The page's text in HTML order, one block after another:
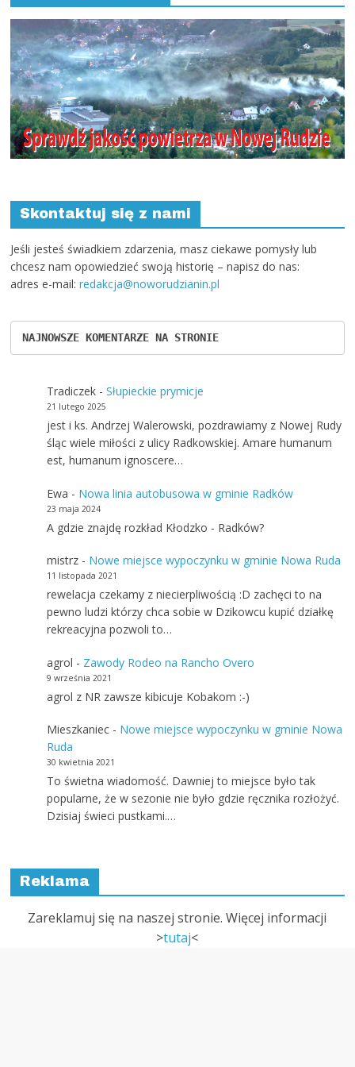
Skontaktuj się z nami
Jeśli jesteś świadkiem zdarzenia, masz ciekawe pomysły lub
chcesz nam opowiedzieć swoją historię – napisz do nas:
adres e-mail:redakcja@noworudzianin.pl
NAJNOWSZE KOMENTARZE NA STRONIE
Tradiczek- Słupieckie prymicje
21 lutego 2025
jest i ks. Andrzej Walerowski, pozdrawiamy z Nowej Rudy
śląc wiele miłości z ulicy Radkowskiej. Amare humanum
est, humanum ignoscere…
Ewa - Nowa linia autobusowa w gminie Radków
23 maja 2024
A gdzie znajdę rozkład Kłodzko - Radków?
mistrz- Nowe miejsce wypoczynku w gminie Nowa Ruda
11 listopada 2021
rewelacja czekamy z niecierpliwością :D zachęci to na
pewno ludzi którzy chca sobie w Dzikowcu kupić działkę
rekreacyjna pozwoli to…
agrol - Zawody Rodeo na Rancho Overo
9 września 2021
agrol z NR zawsze kibicuje Kobakom :-)
Mieszkaniec- Nowe miejsce wypoczynku w gminie Nowa
Ruda
30 kwietnia 2021
To świetna wiadomość. Dawniej to miejsce było tak
popularne, że w sezonie nie było gdzie ręcznika rozłożyć.
Dzisiaj świeci pustkami.…
Reklama
Zareklamuj się na naszej stronie. Więcej informacji
>tutaj<